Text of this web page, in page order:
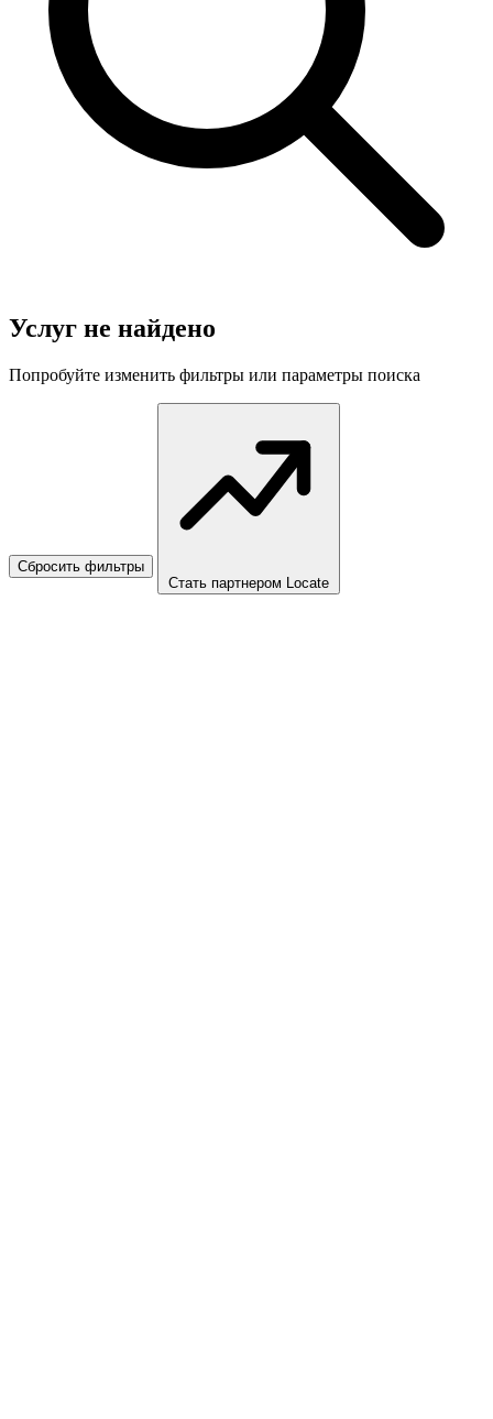
Услуг не найдено
Попробуйте изменить фильтры или параметры поиска
Сбросить фильтры
Стать партнером Locate